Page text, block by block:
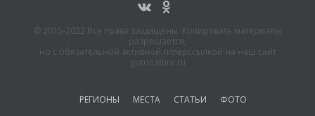
© 2015-2022 Все права защищены. Копировать материалы
разрешается,
но с обязательной активной гиперссылкой на наш сайт
gotonature.ru
РЕГИОНЫ МЕСТА СТАТЬИ ФОТО